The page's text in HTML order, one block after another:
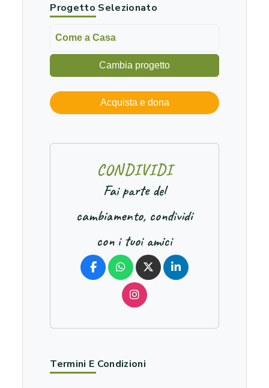
Progetto Selezionato
Come a Casa
Cambia progetto
Acquista e dona
CONDIVIDI
Fai parte del
cambiamento, condividi
con i tuoi amici
Termini E Condizioni